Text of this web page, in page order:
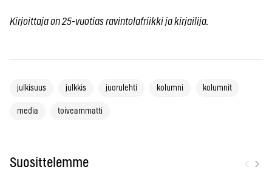
Kirjoittaja on 25-vuotias ravintolafriikki ja kirjailija.
julkisuus julkkis juorulehti kolumni kolumnit
media toiveammatti
Suosittelemme ›